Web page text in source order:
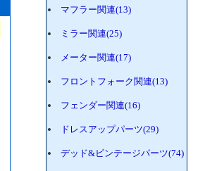
マフラー関連(13)
ミラー関連(25)
メーター関連(17)
フロントフォーク関連(13)
フェンダー関連(16)
ドレスアップパーツ(29)
デッド&ビンテージパーツ(74)